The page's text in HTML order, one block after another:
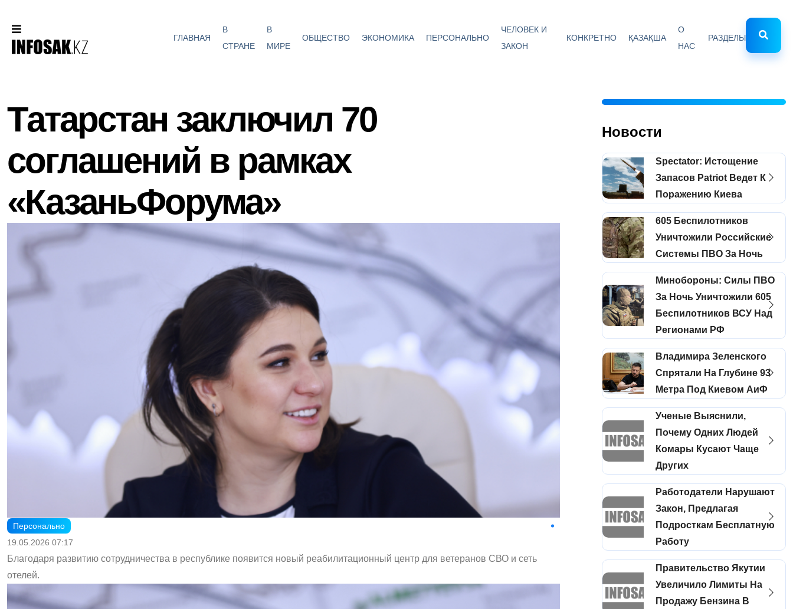
ГЛАВНАЯ
В
СТРАНЕ
В
МИРЕ
ОБЩЕСТВО ЭКОНОМИКА ПЕРСОНАЛЬНО
ЧЕЛОВЕК И
ЗАКОН
КОНКРЕТНО ҚАЗАҚША
О
НАС
РАЗДЕЛЫ
Татарстан заключил 70
соглашений в рамках
«КазаньФорума»
Персонально
19.05.2026 07:17
Благодаря развитию сотрудничества в республике появится новый реабилитационный центр для ветеранов СВО и сеть
отелей.
Новости
Spectator: Истощение
Запасов Patriot Ведет К
Поражению Киева
605 Беспилотников
Уничтожили Российские
Системы ПВО За Ночь
Минобороны: Силы ПВО
За Ночь Уничтожили 605
Беспилотников ВСУ Над
Регионами РФ
Владимира Зеленского
Спрятали На Глубине 93
Метра Под Киевом АиФ
Ученые Выяснили,
Почему Одних Людей
Комары Кусают Чаще
Других
Работодатели Нарушают
Закон, Предлагая
Подросткам Бесплатную
Работу
Правительство Якутии
Увеличило Лимиты На
Продажу Бензина В